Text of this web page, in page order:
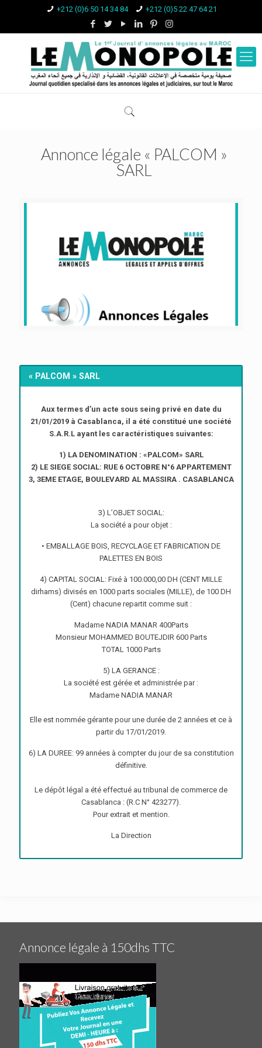
+212 (0)6 50 14 34 84 +212 (0)5 22 47 64 21
Annonce légale « PALCOM »
SARL
« PALCOM » SARL
Aux termes d’un acte sous seing privé en date du
21/01/2019 à Casablanca, il a été constitué une société
S.A.R.L ayant les caractéristiques suivantes:
1) LA DENOMINATION : «PALCOM» SARL
2) LE SIEGE SOCIAL: RUE 6 OCTOBRE N°6 APPARTEMENT
3, 3EME ETAGE, BOULEVARD AL MASSIRA . CASABLANCA
3) L’OBJET SOCIAL:
La société a pour objet :
• EMBALLAGE BOIS, RECYCLAGE ET FABRICATION DE
PALETTES EN BOIS
4) CAPITAL SOCIAL: Fixé à 100.000,00 DH (CENT MILLE
dirhams) divisés en 1000 parts sociales (MILLE), de 100 DH
(Cent) chacune repartit comme suit :
Madame NADIA MANAR 400Parts
Monsieur MOHAMMED BOUTEJDIR 600 Parts
TOTAL 1000 Parts
5) LA GERANCE :
La société est gérée et administrée par :
Madame NADIA MANAR
Elle est nommée gérante pour une durée de 2 années et ce à
partir du 17/01/2019.
6) LA DUREE: 99 années à compter du jour de sa constitution
définitive.
Le dépôt légal a été effectué au tribunal de commerce de
Casablanca : (R.C N° 423277).
Pour extrait et mention.
La Direction
Annonce légale à 150dhs TTC